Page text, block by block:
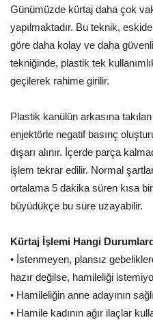
Günümüzde kürtaj daha çok
yapılmaktadır. Bu teknik,
göre daha kolay ve daha
tekniğinde, plastik tek
geçilerek rahime girilir.
Plastik kanülün arkasına
enjektörle negatif basınç
dışarı alınır. İçerde parça
işlem tekrar edilir. Normal
ortalama 5 dakika süren kısa
büyüdükçe bu süre uzayabilir.
Kürtaj İşlemi Hangi
• İstenmeyen, plansız
hazır değilse, hamileliği
• Hamileliğin anne adayının
• Hamile kadının ağır ilaçlar